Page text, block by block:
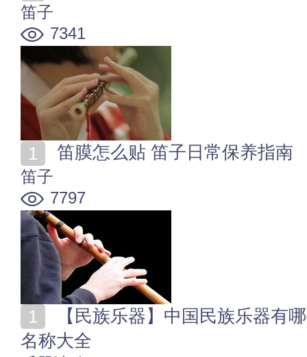
笛子
7341
笛膜怎么贴 笛子日常保养指南
笛子
7797
名称大全